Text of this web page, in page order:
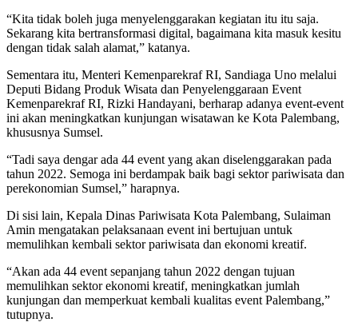
“Kita tidak boleh juga menyelenggarakan kegiatan itu itu saja.
Sekarang kita bertransformasi digital, bagaimana kita masuk kesitu
dengan tidak salah alamat,” katanya.
Sementara itu, Menteri Kemenparekraf RI, Sandiaga Uno melalui
Deputi Bidang Produk Wisata dan Penyelenggaraan Event
Kemenparekraf RI, Rizki Handayani, berharap adanya event-event
ini akan meningkatkan kunjungan wisatawan ke Kota Palembang,
khususnya Sumsel.
“Tadi saya dengar ada 44 event yang akan diselenggarakan pada
tahun 2022. Semoga ini berdampak baik bagi sektor pariwisata dan
perekonomian Sumsel,” harapnya.
Di sisi lain, Kepala Dinas Pariwisata Kota Palembang, Sulaiman
Amin mengatakan pelaksanaan event ini bertujuan untuk
memulihkan kembali sektor pariwisata dan ekonomi kreatif.
“Akan ada 44 event sepanjang tahun 2022 dengan tujuan
memulihkan sektor ekonomi kreatif, meningkatkan jumlah
kunjungan dan memperkuat kembali kualitas event Palembang,”
tutupnya.